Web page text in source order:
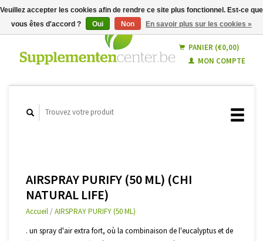
Français
PANIER (€0,00)
MON COMPTE
AIRSPRAY PURIFY (50 ML) (CHI
NATURAL LIFE)
Accueil /AIRSPRAY PURIFY (50 ML)
. un spray d'air extra fort, où la combinaison de l'eucalyptus et de
Veuillez accepter les cookies afin de rendre ce site plus fonctionnel. Est-ce que
vous êtes d'accord ?
Oui Non En savoir plus sur les cookies »